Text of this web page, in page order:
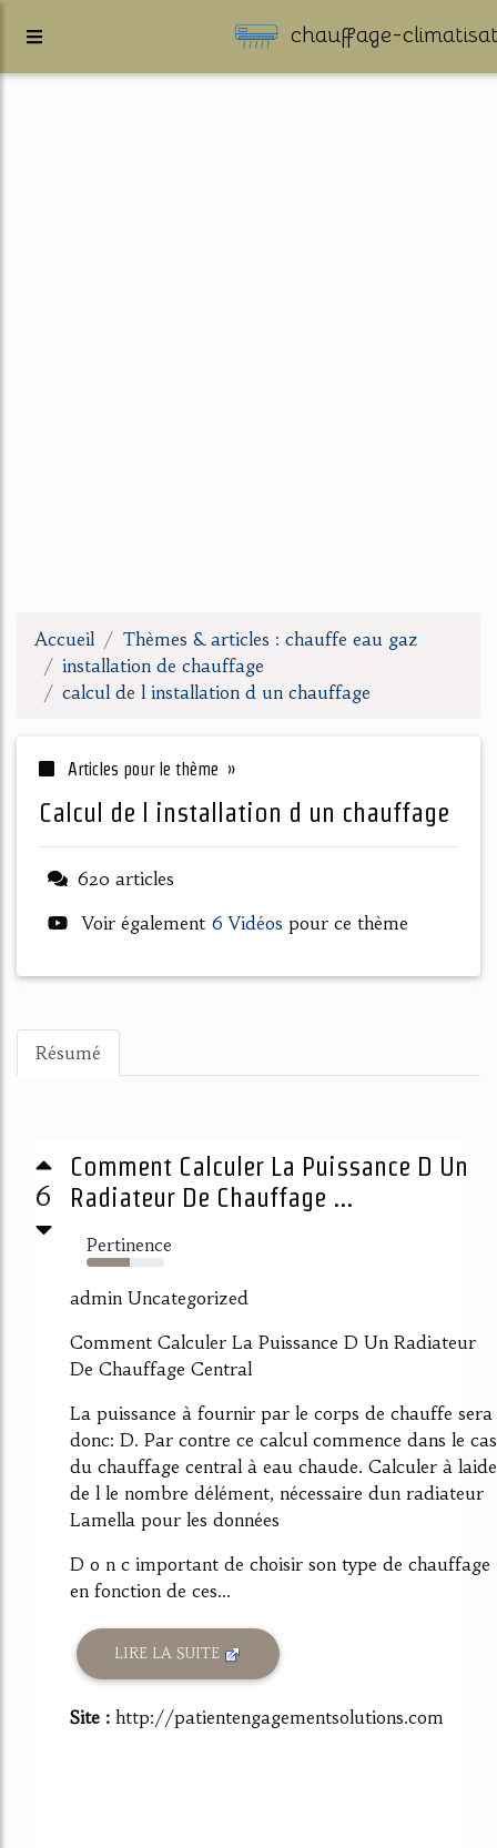
chauffage-
Accueil
Thèmes & articles : chauffe eau gaz
installation de chauffage
calcul de l installation d un chauffage
Articles pour le thème »
calcul de l installation d un chauffage
620 articles
Voir également 6 Vidéos pour ce thème
Résumé
6
Comment Calculer La Puissance D Un
Radiateur De Chauffage ...
Pertinence
55%
admin Uncategorized
Comment Calculer La Puissance D Un Radiateur
De Chauffage Central
La puissance à fournir par le corps de chauffe sera
donc: D. Par contre ce calcul commence dans le cas
du chauffage central à eau chaude. Calculer à laide
de l le nombre délément, nécessaire dun radiateur
Lamella pour les données
D o n c important de choisir son type de chauffage
en fonction de ces...
LIRE LA SUITE
Site : http://patientengagementsolutions.com